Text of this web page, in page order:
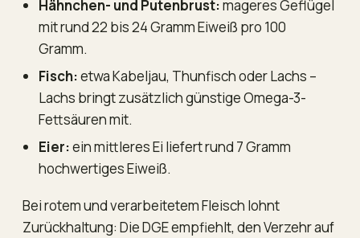
Hähnchen- und Putenbrust:mageres Geflügel
mit rund 22 bis 24 Gramm Eiweiß pro 100
Gramm.
Fisch:etwa Kabeljau, Thunfisch oder Lachs –
Lachs bringt zusätzlich günstige Omega-3-
Fettsäuren mit.
Eier:ein mittleres Ei liefert rund 7 Gramm
hochwertiges Eiweiß.
Bei rotem und verarbeitetem Fleisch lohnt
Zurückhaltung: Die DGE empfiehlt, den Verzehr auf